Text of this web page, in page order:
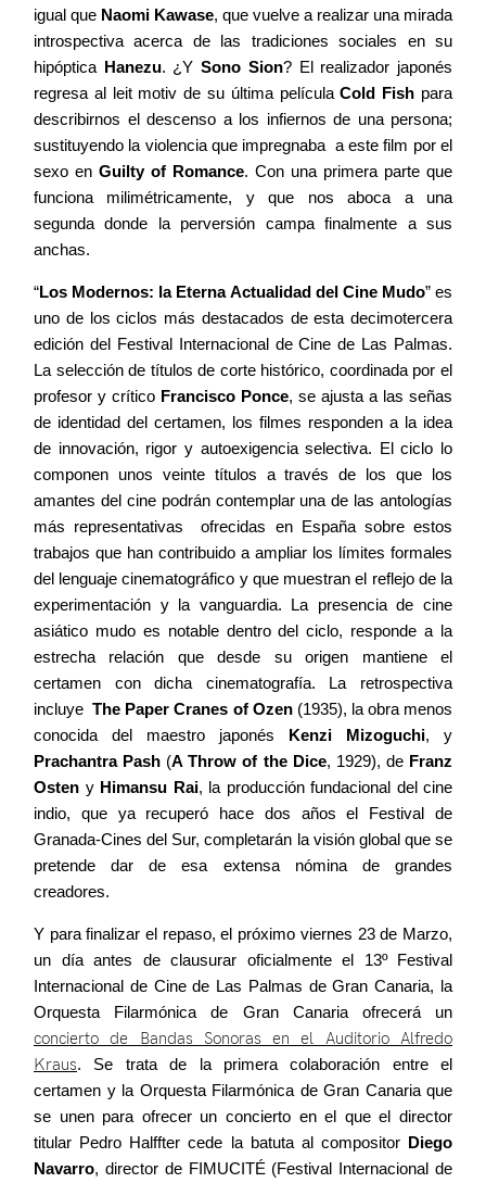
igual que Naomi Kawase, que vuelve a realizar una mirada
introspectiva acerca de las tradiciones sociales en su
hipóptica Hanezu. ¿YSono Sion? El realizador japonés
regresa al leit motiv de su última películaCold Fish para
describirnos el descenso a los infiernos de una persona;
sustituyendo la violencia que impregnaba a este film por el
sexo en Guilty of Romance. Con una primera parte que
funciona milimétricamente, y que nos aboca a una
segunda donde la perversión campa finalmente a sus
anchas.
“Los Modernos: la Eterna Actualidad del Cine Mudo” es
uno de los ciclos más destacados de esta decimotercera
edición del Festival Internacional de Cine de Las Palmas.
La selección de títulos de corte histórico, coordinada por el
profesor y crítico Francisco Ponce, se ajusta a las señas
de identidad del certamen, los filmes responden a la idea
de innovación, rigor y autoexigencia selectiva. El ciclo lo
componen unos veinte títulos a través de los que los
amantes del cine podrán contemplar una de las antologías
más representativas ofrecidas en España sobre estos
trabajos que han contribuido a ampliar los límites formales
del lenguaje cinematográfico y que muestran el reflejo de la
experimentación y la vanguardia. La presencia de cine
asiático mudo es notable dentro del ciclo, responde a la
estrecha relación que desde su origen mantiene el
certamen con dicha cinematografía. La retrospectiva
incluyeThe Paper Cranes of Ozen(1935), la obra menos
conocida del maestro japonés Kenzi Mizoguchi, y
Prachantra Pash (A Throw of the Dice, 1929), de Franz
Osten y Himansu Rai, la producción fundacional del cine
indio, que ya recuperó hace dos años el Festival de
Granada-Cines del Sur, completarán la visión global que se
pretende dar de esa extensa nómina de grandes
creadores.
Y para finalizar el repaso, el próximo viernes 23 de Marzo,
un día antes de clausurar oficialmente el 13º Festival
Internacional de Cine de Las Palmas de Gran Canaria, la
Orquesta Filarmónica de Gran Canaria ofrecerá un
concierto de Bandas Sonoras en el Auditorio Alfredo
Kraus. Se trata de la primera colaboración entre el
certamen y la Orquesta Filarmónica de Gran Canaria que
se unen para ofrecer un concierto en el que el director
titular Pedro Halffter cede la batuta al compositor Diego
Navarro, director de FIMUCITÉ (Festival Internacional de